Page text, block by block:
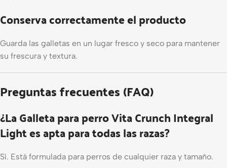
Conserva correctamente el producto
Guarda las galletas en un lugar fresco y seco para mantener
su frescura y textura.
Preguntas frecuentes (FAQ)
¿La Galleta para perro Vita Crunch Integral
Light es apta para todas las razas?
Sí. Está formulada para perros de cualquier raza y tamaño.